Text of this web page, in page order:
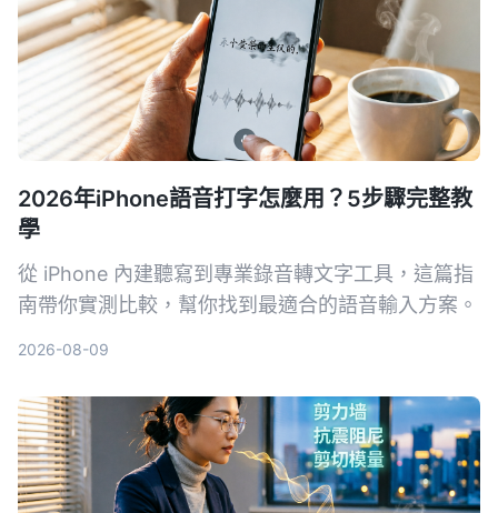
2026年iPhone語音打字怎麼用？5步驟完整教
學
從 iPhone 內建聽寫到專業錄音轉文字工具，這篇指
南帶你實測比較，幫你找到最適合的語音輸入方案。
2026-08-09